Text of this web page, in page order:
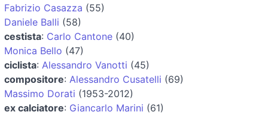
Fabrizio Casazza (55)
Daniele Balli (58)
cestista: Carlo Cantone (40)
Monica Bello (47)
ciclista: Alessandro Vanotti (45)
compositore: Alessandro Cusatelli (69)
Massimo Dorati (1953-2012)
ex calciatore: Giancarlo Marini (61)